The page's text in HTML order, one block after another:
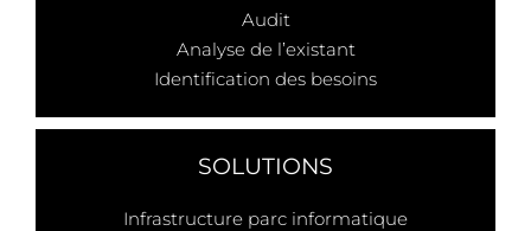
Audit
Analyse de l’existant
Identification des besoins
SOLUTIONS
Infrastructure parc informatique